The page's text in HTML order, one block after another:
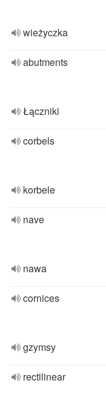
wieżyczka
abutments
Łączniki
corbels
korbele
nave
nawa
cornices
gzymsy
rectilinear